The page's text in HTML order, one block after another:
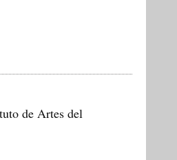
de Artes del